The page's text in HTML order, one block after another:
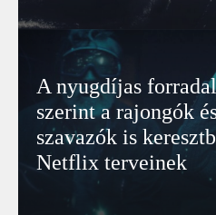
A nyugdíjas
szerint a rajongók
szavazók is
Netflix terveinek